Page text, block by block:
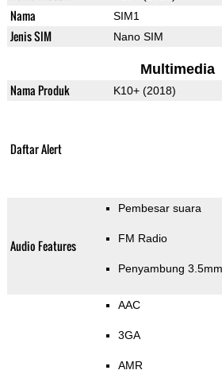
Nama SIM1
Jenis SIM Nano SIM
Multimedia
Nama Produk K10+ (2018)
Daftar Alert
Audio Features
Pembesar suara
FM Radio
Penyambung 3.5mm
AAC
3GA
AMR